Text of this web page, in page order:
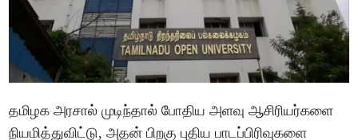
தமிழக அரசால் முடிந்தால் போதிய அளவு ஆசிரியர்களை
நியமித்துவிட்டு, அதன் பிறகு புதிய பாடப்பிரிவுகளை